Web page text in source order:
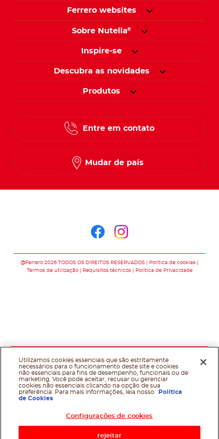
Ferrero websites
Sobre Nutella®
Inspire-se
Descubra as novidades
Produtos
Entre em contato
Mudar de país
@Ferrero 2026 TODOS OS DIREITOS RESERVADOS
Política de cookies
Termos de utilização
Requisitos técnicos Política de Privacidade
Utilizamos cookies essenciais que são estritamente
necessários para o funcionamento deste site e cookies
não essenciais para fins de desempenho, funcionais ou de
marketing. Você pode aceitar, recusar ou gerenciar
cookies não essenciais clicando na opção de sua
preferência. Para mais informações, leia nosso
Política
de Cookies
Configurações de cookies
rejeitar